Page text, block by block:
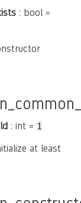
: bool =
: int = 1
at least